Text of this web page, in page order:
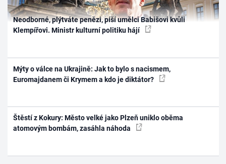
Neodborné, plýtváte penězi, píší umělci Babišovi kvůli
Klempířovi. Ministr kulturní politiku hájí
Mýty o válce na Ukrajině: Jak to bylo s nacismem,
Euromajdanem či Krymem a kdo je diktátor?
Štěstí z Kokury: Město velké jako Plzeň uniklo oběma
atomovým bombám, zasáhla náhoda